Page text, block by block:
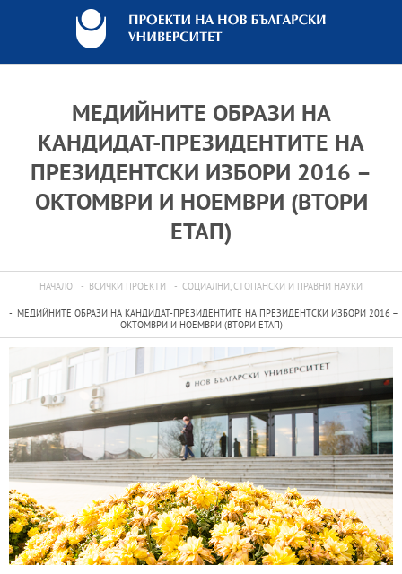
МЕДИЙНИТЕ ОБРАЗИ НА
КАНДИДАТ-ПРЕЗИДЕНТИТЕ НА
ПРЕЗИДЕНТСКИ ИЗБОРИ 2016 –
ОКТОМВРИ И НОЕМВРИ (ВТОРИ
ЕТАП)
НАЧАЛО ВСИЧКИ ПРОЕКТИ СОЦИАЛНИ, СТОПАНСКИ И ПРАВНИ НАУКИ
МЕДИЙНИТЕ ОБРАЗИ НА КАНДИДАТ-ПРЕЗИДЕНТИТЕ НА ПРЕЗИДЕНТСКИ ИЗБОРИ 2016 –
ОКТОМВРИ И НОЕМВРИ (ВТОРИ ЕТАП)